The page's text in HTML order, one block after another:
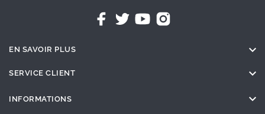
EN SAVOIR PLUS 
SERVICE CLIENT 
INFORMATIONS 